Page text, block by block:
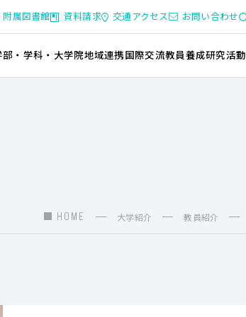
附属図書館 資料請求 交通アクセス お問い合わせ
部・学科・大学院地域連携国際交流教員養成研究活動
HOME 大学紹介 教員紹介